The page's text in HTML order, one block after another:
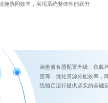
施协同效率，实现系统整体性能跃升
涵盖服务器配置升级、负载
度等，优化资源分配效率，
统稳定运行提供坚实的基础